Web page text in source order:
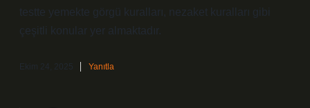
testte yemekte görgü kuralları, nezaket kuralları gibi
çeşitli konular yer almaktadır.
Ekim 24, 2025 Yanıtla